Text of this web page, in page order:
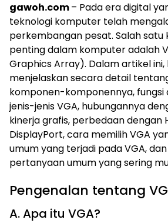
gawoh.com– Pada era digital
teknologi komputer telah
perkembangan pesat. Salah satu
penting dalam komputer adalah
Graphics Array). Dalam artikel ini,
menjelaskan secara detail
komponen-komponennya, fungsi
jenis-jenis VGA, hubungannya
kinerja grafis, perbedaan dengan
DisplayPort, cara memilih VGA
umum yang terjadi pada VGA,
pertanyaan umum yang sering
Pengenalan tentang
A. Apa itu VGA?